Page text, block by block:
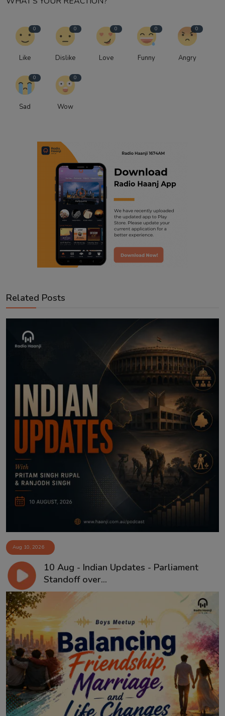
0
Like
0
Dislike
0
Love
0
Funny
0
Angry
0
Sad
0
Wow
Related Posts
Aug 10, 2026
10 Aug - Indian Updates - Parliament
Standoff over...